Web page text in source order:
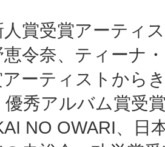
賞受賞アーティ
恵令奈、ティーナ
ーティストから
優秀アルバム賞受
NO OWARI、日